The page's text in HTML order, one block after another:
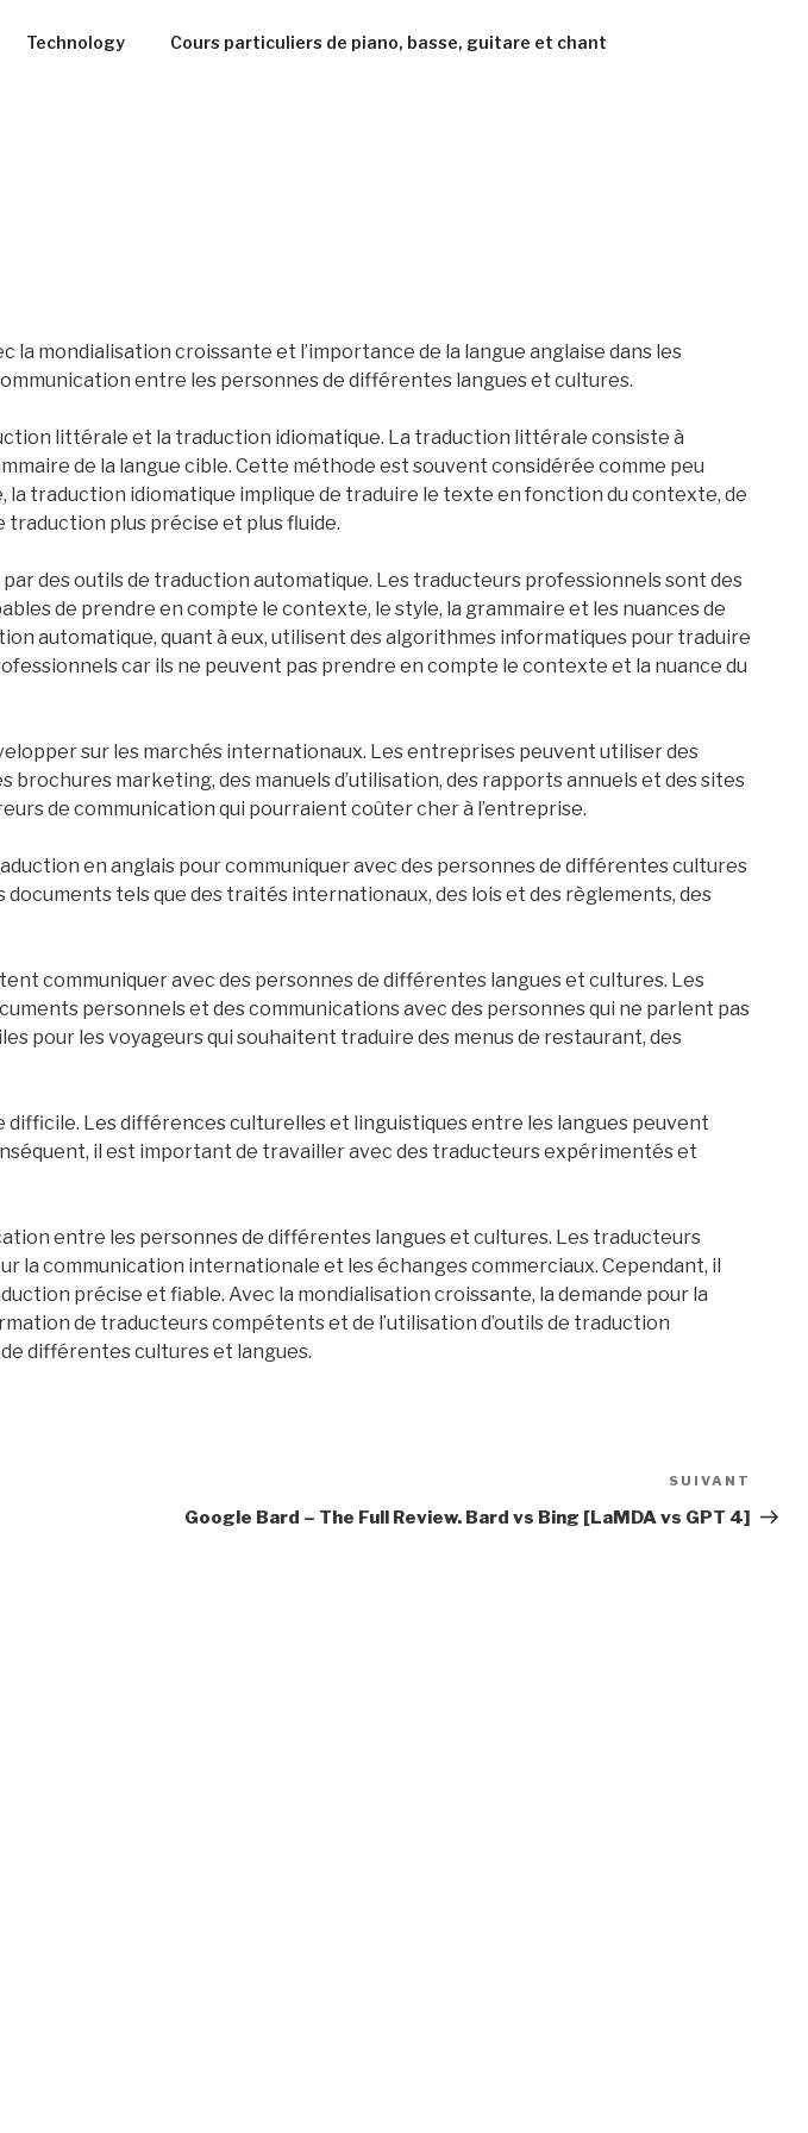
Technology Cours particuliers de piano, basse, guitare et chant
mondialisation croissante et l’importance de la langue anglaise dans les
entre les personnes de différentes langues et cultures.
littérale et la traduction idiomatique. La traduction littérale consiste à
de la langue cible. Cette méthode est souvent considérée comme peu
traduction idiomatique implique de traduire le texte en fonction du contexte, de
traduction plus précise et plus fluide.
des outils de traduction automatique. Les traducteurs professionnels sont des
de prendre en compte le contexte, le style, la grammaire et les nuances de
automatique, quant à eux, utilisent des algorithmes informatiques pour traduire
car ils ne peuvent pas prendre en compte le contexte et la nuance du
sur les marchés internationaux. Les entreprises peuvent utiliser des
marketing, des manuels d’utilisation, des rapports annuels et des sites
de communication qui pourraient coûter cher à l’entreprise.
en anglais pour communiquer avec des personnes de différentes cultures
tels que des traités internationaux, des lois et des règlements, des
communiquer avec des personnes de différentes langues et cultures. Les
personnels et des communications avec des personnes qui ne parlent pas
pour les voyageurs qui souhaitent traduire des menus de restaurant, des
Les différences culturelles et linguistiques entre les langues peuvent
il est important de travailler avec des traducteurs expérimentés et
entre les personnes de différentes langues et cultures. Les traducteurs
communication internationale et les échanges commerciaux. Cependant, il
précise et fiable. Avec la mondialisation croissante, la demande pour la
de traducteurs compétents et de l’utilisation d’outils de traduction
différentes cultures et langues.
SUIVANT
Google Bard – The Full Review. Bard vs Bing [LaMDA vs GPT 4]